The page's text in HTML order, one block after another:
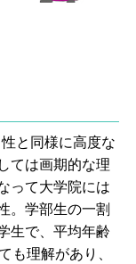
と同様に高度な
ては画期的な理
って大学院には
。学部生の一割
生で、平均年齢
も理解があり、